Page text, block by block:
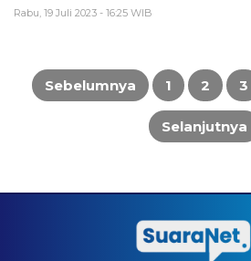
Rabu, 19 Juli 2023 - 16:25 WIB
Paginasi
pos
Sebelumnya 1 2 3
Selanjutnya